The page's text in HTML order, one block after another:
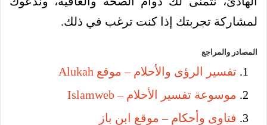
لمشاركة تجربتك إذا كنت ترغب في ذلك.
المصادر والمراجع
تفسير الرؤى والأحلام – موقع Alukah
موسوعة تفسير الأحلام – Islamweb
فتاوى وأحكام – موقع ابن باز